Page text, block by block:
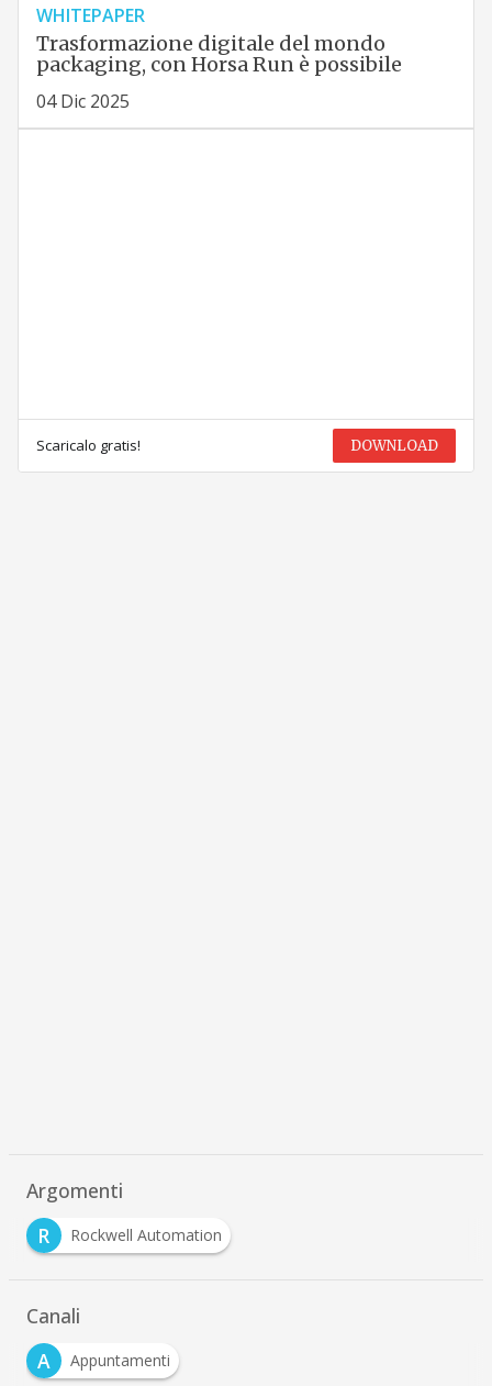
WHITEPAPER
Trasformazione digitale del mondo
packaging, con Horsa Run è possibile
04 Dic 2025
Scaricalo gratis! DOWNLOAD
Argomenti
R
Rockwell Automation
Canali
A
Appuntamenti